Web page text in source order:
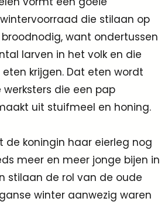
die stilaan op
want ondertussen
larven in het volk en die
krijgen. Dat eten wordt
die een pap
uit stuifmeel en honing.
de koningin haar eierleg nog
meer en meer jonge bijen in
stilaan de rol van de oude
winter aanwezig waren